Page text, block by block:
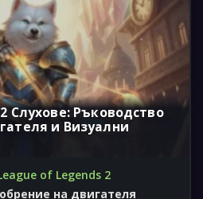
Слухове: Ръководство
и Визуални
of Legends 2
на двигателя